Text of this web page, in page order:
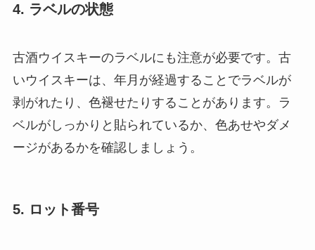
4. ラベルの状態
古酒ウイスキーのラベルにも注意が必要です。古
いウイスキーは、年月が経過することでラベルが
剥がれたり、色褪せたりすることがあります。ラ
ベルがしっかりと貼られているか、色あせやダメ
ージがあるかを確認しましょう。
5. ロット番号